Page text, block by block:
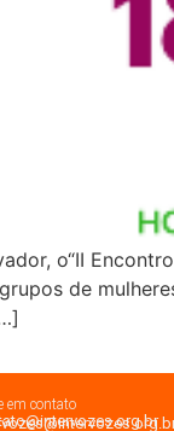
o“II
de
em contato